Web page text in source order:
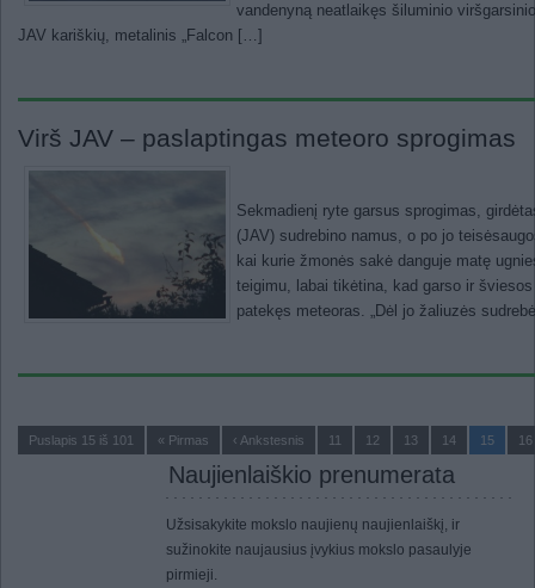
vandenyną neatlaikęs šiluminio
JAV kariškių, metalinis „Falcon […]
Virš JAV – paslaptingas meteoro sprogimas
Sekmadienį ryte garsus sprogimas,
(JAV) sudrebino namus, o po jo
kai kurie žmonės sakė danguje matę
teigimu, labai tikėtina, kad garso ir
patekęs meteoras. „Dėl jo žaliuzės
Puslapis 15 iš 101 « Pirmas ‹ Ankstesnis 11 12 13 14 15 16
Naujienlaiškio prenumerata
Užsisakykite mokslo naujienų naujienlaiškį, ir
sužinokite naujausius įvykius mokslo pasaulyje
pirmieji.